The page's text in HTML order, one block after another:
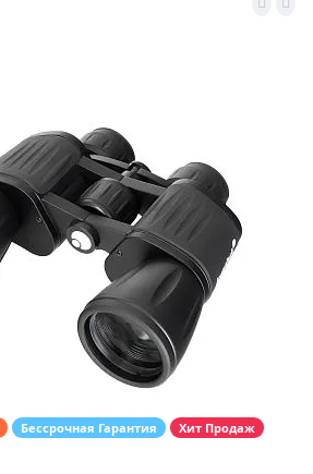
Бессрочная Гарантия Хит Продаж